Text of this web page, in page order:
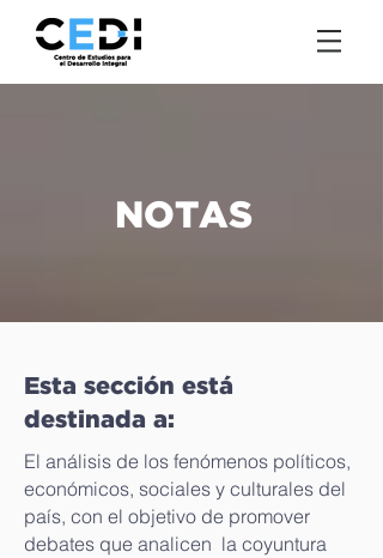
NOTAS
Esta sección está
destinada a:
El análisis de los fenómenos políticos,
económicos, sociales y culturales del
país, con el objetivo de promover
debates que analicen la coyuntura